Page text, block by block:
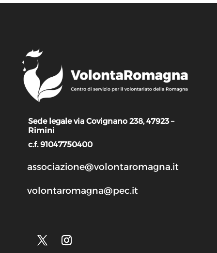
Sede legale via Covignano 238, 47923 –
Rimini
c.f. 91047750400
associazione@volontaromagna.it
volontaromagna@pec.it